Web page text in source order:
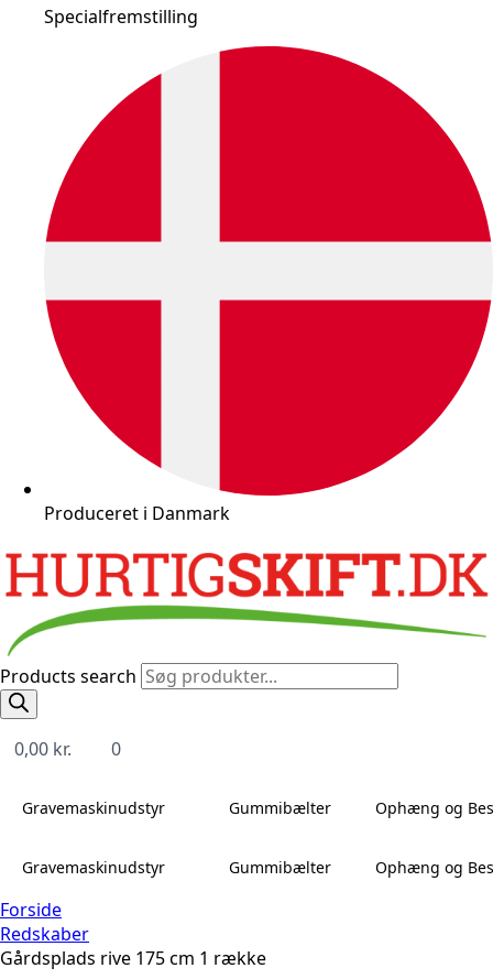
Specialfremstilling
Produceret i Danmark
Products search
0,00 kr. 0
Gravemaskinudstyr Gummibælter Ophæng og
Gravemaskinudstyr Gummibælter Ophæng og
Forside
Redskaber
Gårdsplads rive 175 cm 1 række